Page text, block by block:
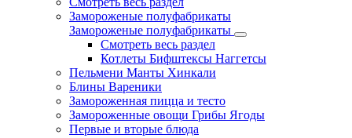
Замороженые полуфабрикаты
Замороженые полуфабрикаты
Смотреть весь раздел
Котлеты Бифштексы Наггетсы
Пельмени Манты Хинкали
Блины Вареники
Замороженная пицца и тесто
Замороженные овощи Грибы Ягоды
Первые и вторые блюда